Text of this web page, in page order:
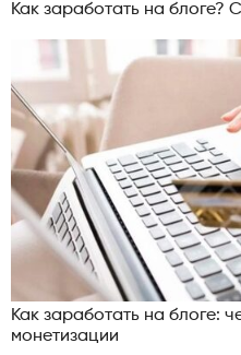
Как заработать на блоге?
Как заработать на блоге:
монетизации